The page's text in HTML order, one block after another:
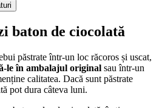
baton de ciocolată
păstrate într-un loc răcoros și uscat,
le în ambalajul original sau într-un
calitatea. Dacă sunt păstrate
pot dura câteva luni.